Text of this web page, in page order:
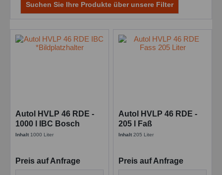
Suchen Sie Ihre Produkte über unsere Filter
Autol HVLP 46 RDE -
1000 l IBC Bosch
Rexroth RDE 90235 -
Inhalt 1000 Liter
Preis auf Anfrage
Autol HVLP 46 RDE -
205 l Faß
Mehrbereichshydrauliköl
Inhalt205 Liter
Preis auf Anfrage